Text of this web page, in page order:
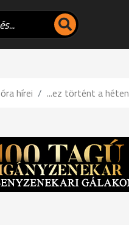
hírei ...ez történt a héten